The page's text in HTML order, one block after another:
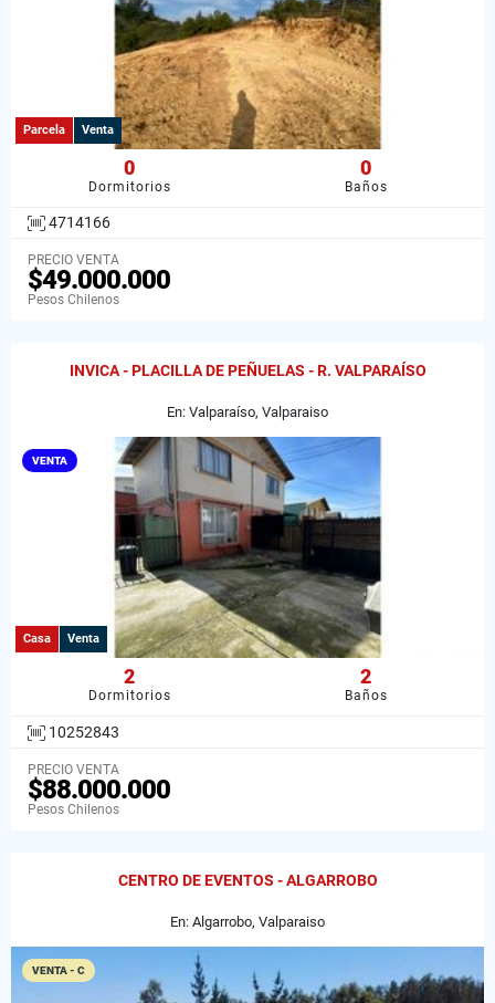
Parcela Venta
0
Dormitorios
0
Baños
4714166
PRECIO VENTA
$49.000.000
Pesos Chilenos
INVICA - PLACILLA DE PEÑUELAS - R. VALPARAÍSO
En: Valparaíso, Valparaiso
VENTA
Casa Venta
2
Dormitorios
2
Baños
10252843
PRECIO VENTA
$88.000.000
Pesos Chilenos
CENTRO DE EVENTOS - ALGARROBO
En: Algarrobo, Valparaiso
VENTA - C